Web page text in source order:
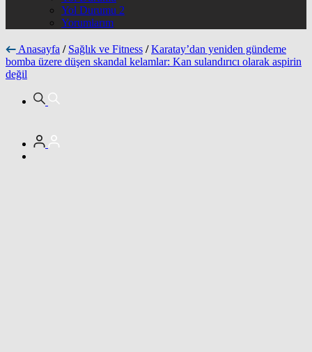
Yol Durumu 2
Yorumlarım
Anasayfa / Sağlık ve Fitness / Karatay’dan yeniden gündeme
bomba üzere düşen skandal kelamlar: Kan sulandırıcı olarak aspirin
değil